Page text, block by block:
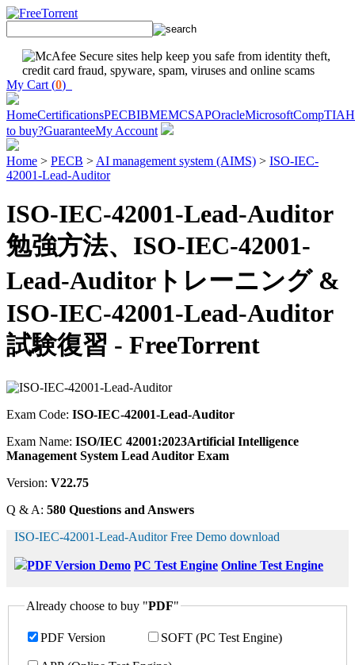
My Cart (0)
HomeCertificationsPECBIBMEMCSAPOracleMicrosoftCompTIA
to buy?GuaranteeMy Account
Home > PECB > AI management system (AIMS) > ISO-IEC-
42001-Lead-Auditor
ISO-IEC-42001-Lead-Auditor
勉強方法、ISO-IEC-42001-
Lead-Auditorトレーニング &
ISO-IEC-42001-Lead-Auditor
試験復習 - FreeTorrent
Exam Code: ISO-IEC-42001-Lead-Auditor
Exam Name: ISO/IEC 42001:2023Artificial Intelligence
Management System Lead Auditor Exam
Version: V22.75
Q & A: 580 Questions and Answers
ISO-IEC-42001-Lead-Auditor Free Demo download
PDF Version Demo PC Test Engine Online Test Engine
Already choose to buy "PDF"
PDF Version SOFT (PC Test Engine)